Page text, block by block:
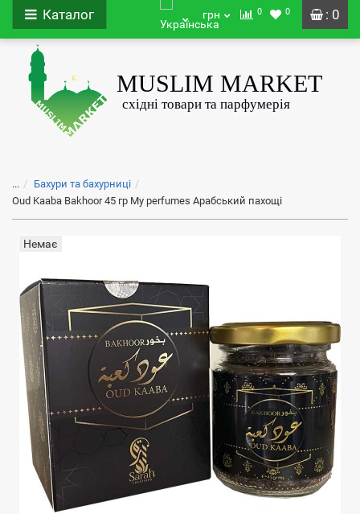
: 0
Каталог грн 0 0
...
Бахури та бахурниці
Oud Kaaba Bakhoor 45 гр My perfumes Арабський пахощі
Немає